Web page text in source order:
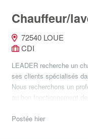
Chauffeur/
72540 LOUE
CDI
LEADER recherche un
ses clients spécialisés
Nous recherchons un
au bon fonctionnement
Postée hier